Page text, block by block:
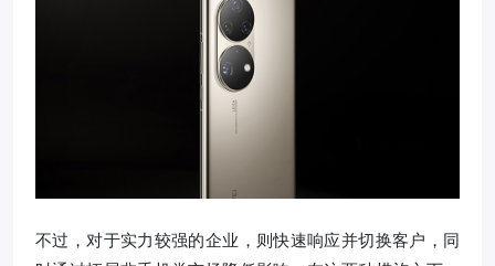
不过，对于实力较强的企业，则快速响应并切换客户，同